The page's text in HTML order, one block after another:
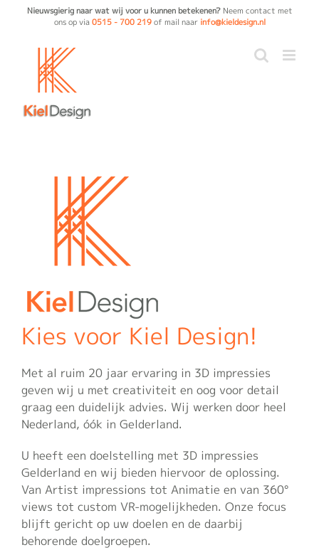
Nieuwsgierig naar wat wij voor u kunnen betekenen?Neem contact met
ons op via0515 - 700 219of mail naar info@kieldesign.nl
Kies voor Kiel Design!
Met al ruim 20 jaar ervaring in 3D impressies
geven wij u met creativiteit en oog voor detail
graag een duidelijk advies. Wij werken door heel
Nederland, óók in Gelderland.
U heeft een doelstelling met 3D impressies
Gelderland en wij bieden hiervoor de oplossing.
Van Artist impressions tot Animatie en van 360°
views tot custom VR-mogelijkheden. Onze focus
blijft gericht op uw doelen en de daarbij
behorende doelgroepen.